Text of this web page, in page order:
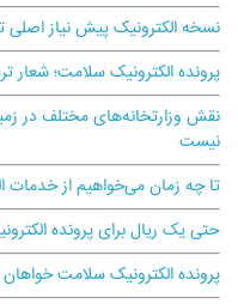
نسخه الکترونیک پیش نیاز اصلی
پرونده الکترونیک سلامت؛ شعار
نقش وزارتخانه‌های مختلف در
نیست
تا چه زمان می‌خواهیم از خدمات
حتی یک ریال برای پرونده
پرونده الکترونیک سلامت خواهان